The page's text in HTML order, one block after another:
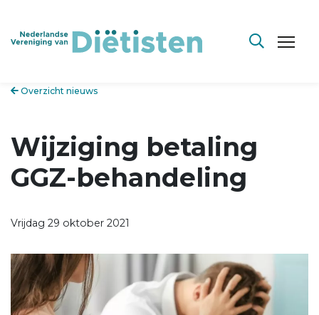
Overzicht nieuws
Wijziging betaling
GGZ-behandeling
Vrijdag 29 oktober 2021